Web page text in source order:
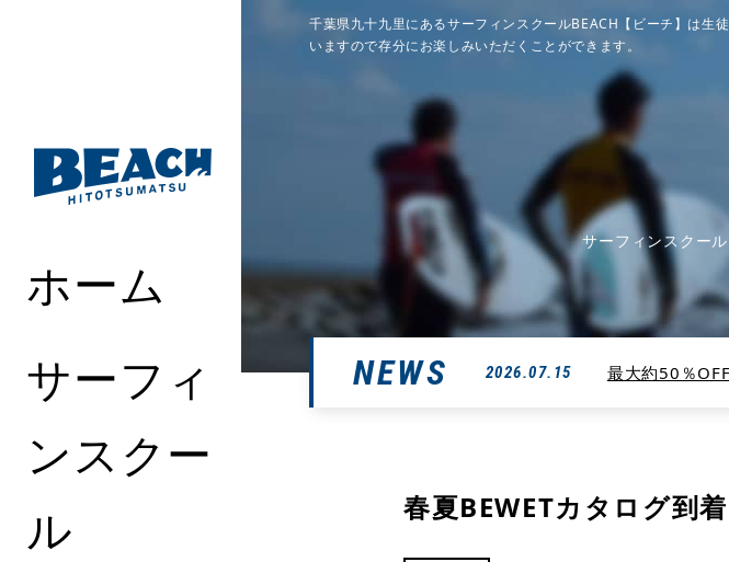
ホーム
サーフィ
ンスクー
ル
千葉県九十九里にあるサーフィンスクールBEACH【ビーチ】は生
いますので存分にお楽しみいただくことができます。
サーフィンスクー
NEWS 2026.07.15 最大約50％
春夏BEWETカタログ到